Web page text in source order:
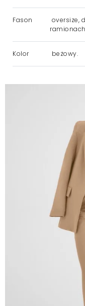
Fason
oversize,
Kolor beżowy.